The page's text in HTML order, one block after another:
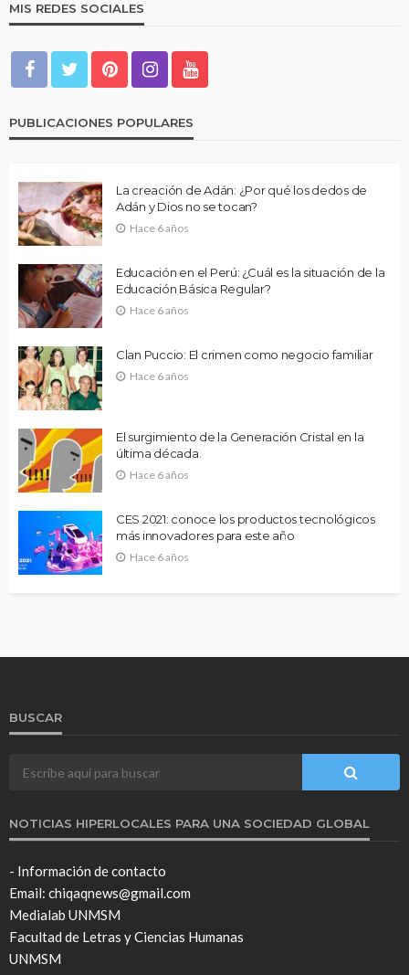
MIS REDES SOCIALES
PUBLICACIONES POPULARES
La creación de Adán: ¿Por qué los dedos de
Adán y Dios no se tocan?
Hace 6 años
Educación en el Perú: ¿Cuál es la situación de la
Educación Básica Regular?
Hace 6 años
Clan Puccio: El crimen como negocio familiar
Hace 6 años
El surgimiento de la Generación Cristal en la
última década.
Hace 6 años
CES 2021: conoce los productos tecnológicos
más innovadores para este año
Hace 6 años
BUSCAR
NOTICIAS HIPERLOCALES PARA UNA SOCIEDAD GLOBAL
- Información de contacto
Email: chiqaqnews@gmail.com
Medialab UNMSM
Facultad de Letras y Ciencias Humanas
UNMSM